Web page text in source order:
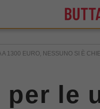
1300 EURO, NESSUNO SI È
le